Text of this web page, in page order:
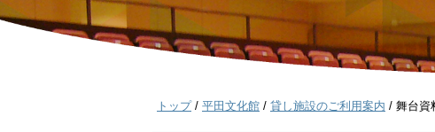
現
トップ/ 平田文化館 / 貸し施設のご利用案内 / 舞台資